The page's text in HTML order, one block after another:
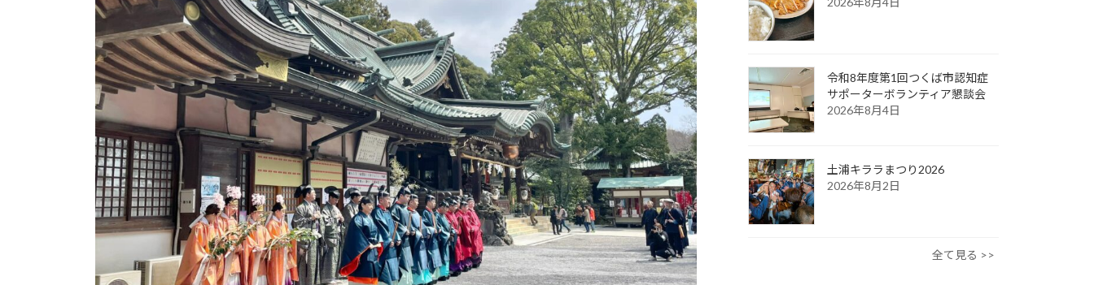
令和8年度第1回つくば市認知症
サポーターボランティア懇談会
2026年8月4日
土浦キララまつり2026
2026年8月2日
全て見る >>